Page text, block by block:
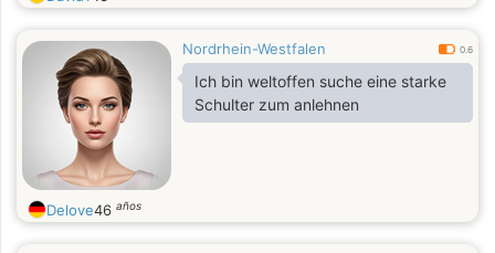
Nordrhein-Westfalen 0.6
Ich bin weltoffen suche eine starke
Schulter zum anlehnen
Delove46 años